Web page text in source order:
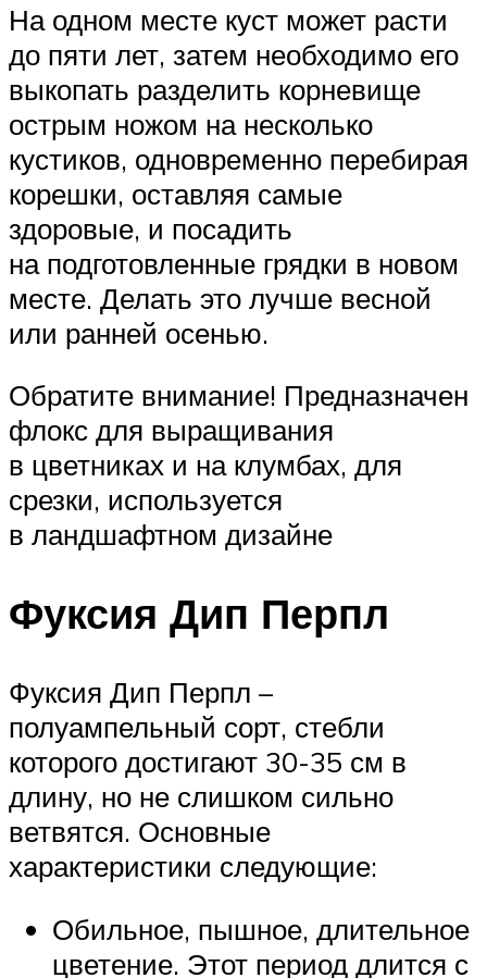
На одном месте куст может расти
до пяти лет, затем необходимо его
выкопать разделить корневище
острым ножом на несколько
кустиков, одновременно перебирая
корешки, оставляя самые
здоровые, и посадить
на подготовленные грядки в новом
месте. Делать это лучше весной
или ранней осенью.
Обратите внимание! Предназначен
флокс для выращивания
в цветниках и на клумбах, для
срезки, используется
в ландшафтном дизайне
Фуксия Дип Перпл
Фуксия Дип Перпл –
полуампельный сорт, стебли
которого достигают 30-35 см в
длину, но не слишком сильно
ветвятся. Основные
характеристики следующие:
Обильное, пышное, длительное
цветение. Этот период длится с